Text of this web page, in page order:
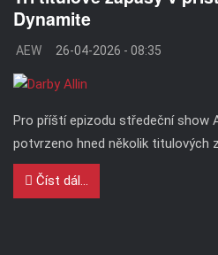
Dynamite
AEW 26-04-2026 - 08:35
Pro příští epizodu středeční show
potvrzeno hned několik titulových
Číst dál...